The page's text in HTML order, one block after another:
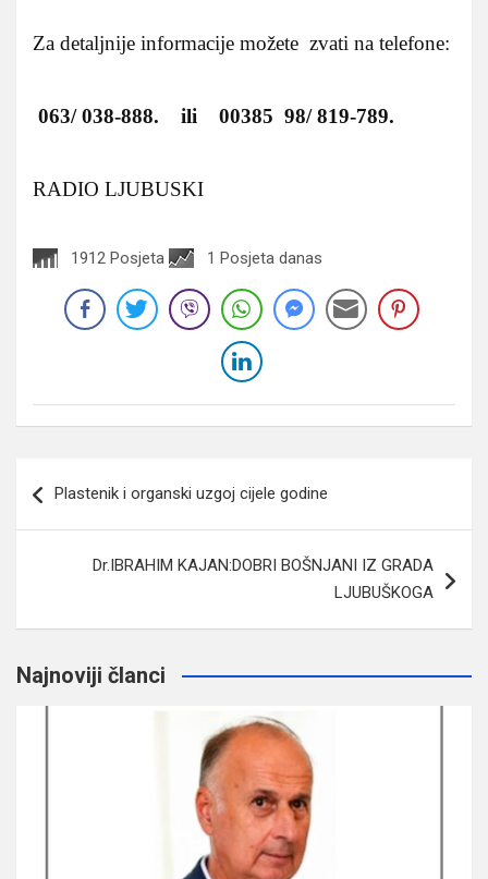
Za detaljnije informacije možete zvati na telefone:
063/ 038-888. ili 00385 98/ 819-789.
RADIO LJUBUSKI
1912 Posjeta 1 Posjeta danas
članaka
Plastenik i organski uzgoj cijele godine
Dr.IBRAHIM KAJAN:DOBRI BOŠNJANI IZ GRADA
LJUBUŠKOGA
Najnoviji članci